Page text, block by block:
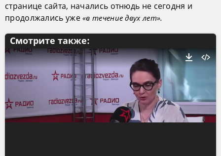
странице сайта, начались отнюдь не сегодня и
продолжались уже«в течение двух лет».
Смотрите также: